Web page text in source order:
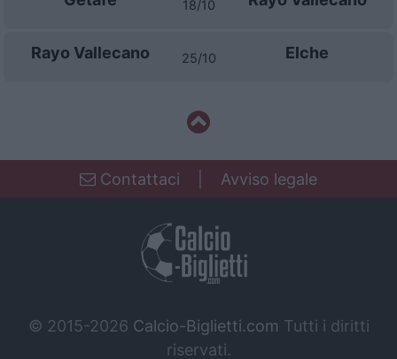
18/10
Rayo Vallecano 25/10 Elche
Contattaci Avviso legale
© 2015-2026 Calcio-Biglietti.com Tutti i diritti
riservati.